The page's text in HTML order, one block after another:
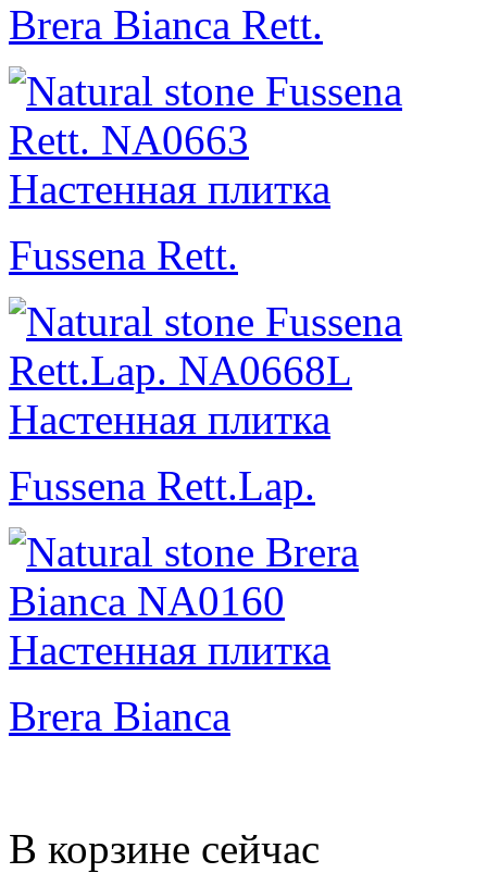
Brera Bianca Rett.
Fussena Rett.
Fussena Rett.Lap.
Brera Bianca
В корзине сейчас